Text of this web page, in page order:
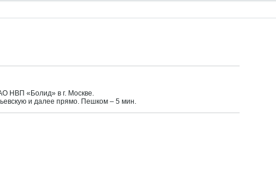
НВП «Болид» в г. Москве.
и далее прямо. Пешком – 5 мин.